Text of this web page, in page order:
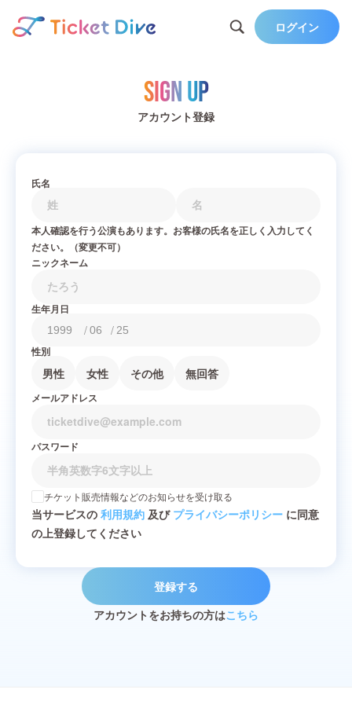
ログイン
Sign Up
アカウント登録
氏名
本人確認を行う公演もあります。お客様の氏名を正しく入力してく
ださい。（変更不可）
ニックネーム
生年月日
/ /
性別
男性 女性 その他 無回答
メールアドレス
パスワード
チケット販売情報などのお知らせを受け取る
当サービスの 利用規約 及び プライバシーポリシー に同意
の上登録してください
登録する
アカウントをお持ちの方はこちら